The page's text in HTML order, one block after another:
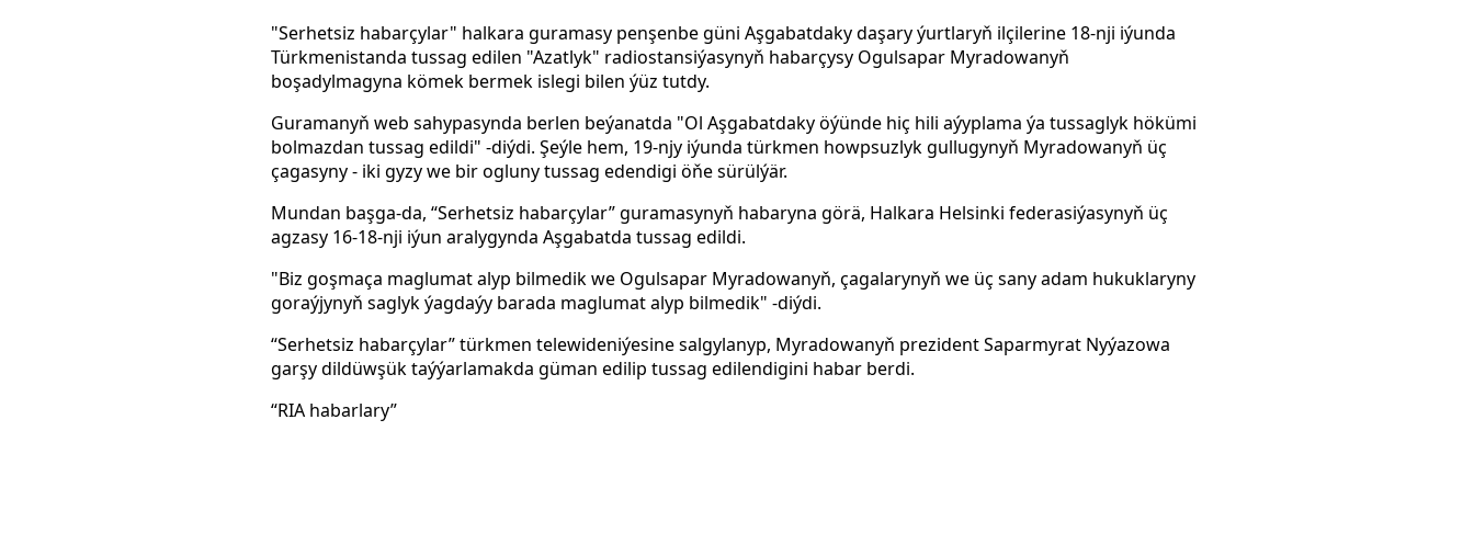
"Serhetsiz habarçylar" halkara guramasy penşenbe güni Aşgabatdaky daşary ýurtlaryň ilçilerine 18-nji iýunda
Türkmenistanda tussag edilen "Azatlyk" radiostansiýasynyň habarçysy Ogulsapar Myradowanyň
boşadylmagyna kömek bermek islegi bilen ýüz tutdy.
Guramanyň web sahypasynda berlen beýanatda "Ol Aşgabatdaky öýünde hiç hili aýyplama ýa tussaglyk hökümi
bolmazdan tussag edildi" -diýdi. Şeýle hem, 19-njy iýunda türkmen howpsuzlyk gullugynyň Myradowanyň üç
çagasyny - iki gyzy we bir ogluny tussag edendigi öňe sürülýär.
Mundan başga-da, “Serhetsiz habarçylar” guramasynyň habaryna görä, Halkara Helsinki federasiýasynyň üç
agzasy 16-18-nji iýun aralygynda Aşgabatda tussag edildi.
"Biz goşmaça maglumat alyp bilmedik we Ogulsapar Myradowanyň, çagalarynyň we üç sany adam hukuklaryny
goraýjynyň saglyk ýagdaýy barada maglumat alyp bilmedik" -diýdi.
“Serhetsiz habarçylar” türkmen telewideniýesine salgylanyp, Myradowanyň prezident Saparmyrat Nyýazowa
garşy dildüwşük taýýarlamakda güman edilip tussag edilendigini habar berdi.
“RIA habarlary”